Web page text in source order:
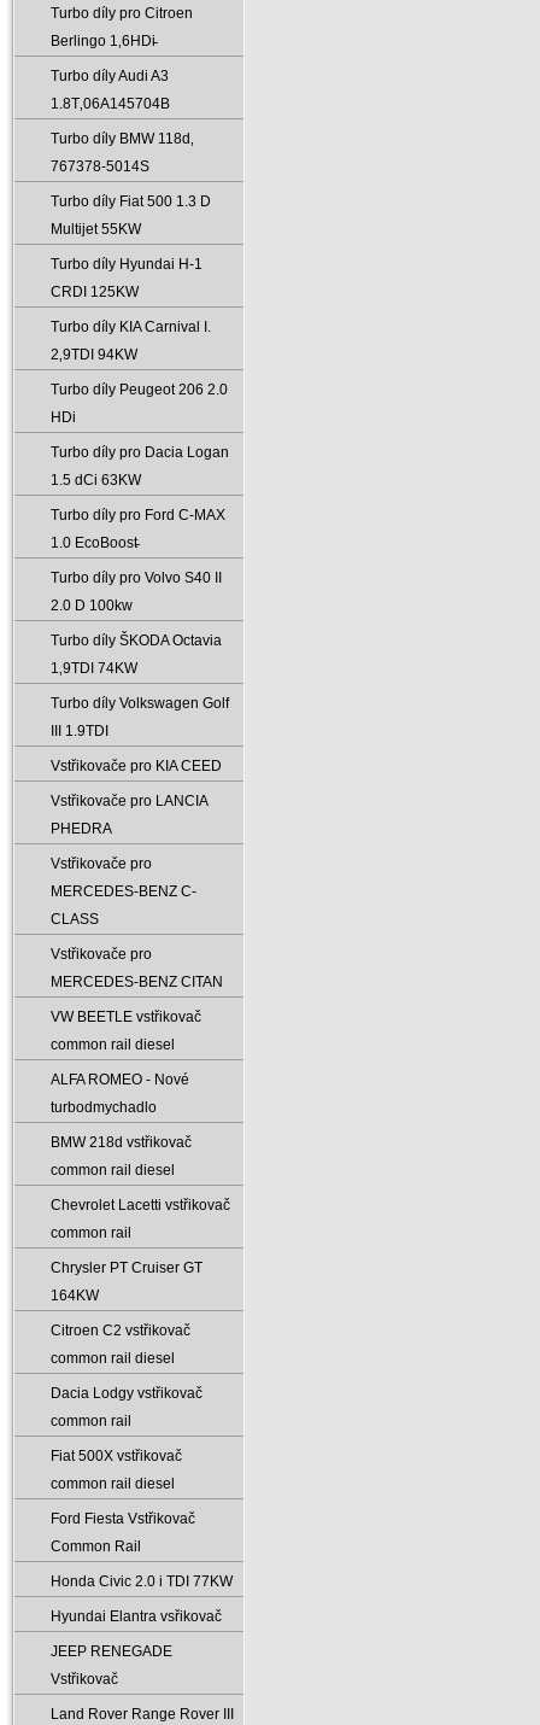
Turbo díly pro Citroen
Berlingo 1‚6HDi̵
Turbo díly Audi A3
1.8T‚06A145704B
Turbo díly BMW 118d‚
767378-5014S
Turbo díly Fiat 500 1.3 D
Multijet 55KW
Turbo díly Hyundai H-1
CRDI 125KW
Turbo díly KIA Carnival I.
2‚9TDI 94KW
Turbo díly Peugeot 206 2.0
HDi
Turbo díly pro Dacia Logan
1.5 dCi 63KW
Turbo díly pro Ford C-MAX
1.0 EcoBoost̵
Turbo díly pro Volvo S40 II
2.0 D 100kw
Turbo díly ŠKODA Octavia
1‚9TDI 74KW
Turbo díly Volkswagen Golf
III 1.9TDI
Vstřikovače pro KIA CEED
Vstřikovače pro LANCIA
PHEDRA
Vstřikovače pro
MERCEDES-BENZ C-
CLASS
Vstřikovače pro
MERCEDES-BENZ CITAN
VW BEETLE vstřikovač
common rail diesel
ALFA ROMEO - Nové
turbodmychadlo
BMW 218d vstřikovač
common rail diesel
Chevrolet Lacetti vstřikovač
common rail
Chrysler PT Cruiser GT
164KW
Citroen C2 vstřikovač
common rail diesel
Dacia Lodgy vstřikovač
common rail
Fiat 500X vstřikovač
common rail diesel
Ford Fiesta Vstřikovač
Common Rail
Honda Civic 2.0 i TDI 77KW
Hyundai Elantra vsřikovač
JEEP RENEGADE
Vstřikovač
Land Rover Range Rover III